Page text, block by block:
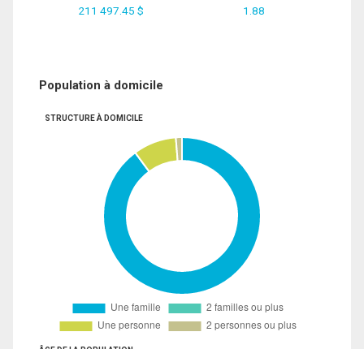
211 497.45 $ 1.88
Population à domicile
STRUCTURE À DOMICILE